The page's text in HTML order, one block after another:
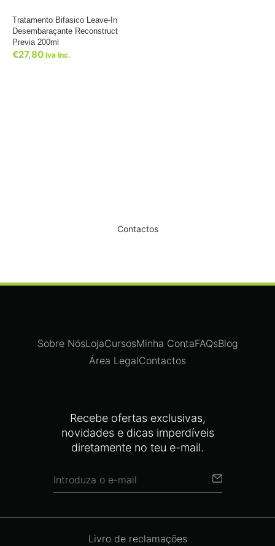
Tratamento Bifasico Leave-In
Desembaraçante Reconstruct
Previa 200ml
€27,80 Iva Inc.
Contactos
Recebe ofertas exclusivas,
novidades e dicas imperdíveis
diretamente no teu e-mail.
Sobre NósLojaCursosMinha ContaFAQsBlog
Área LegalContactos
Livro de reclamações